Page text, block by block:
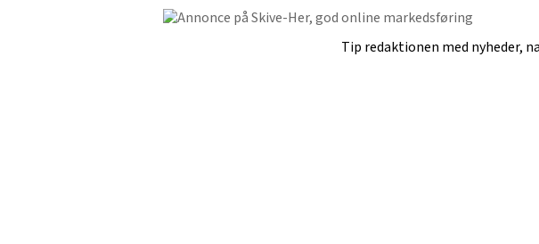
Tip redaktionen med nyheder,